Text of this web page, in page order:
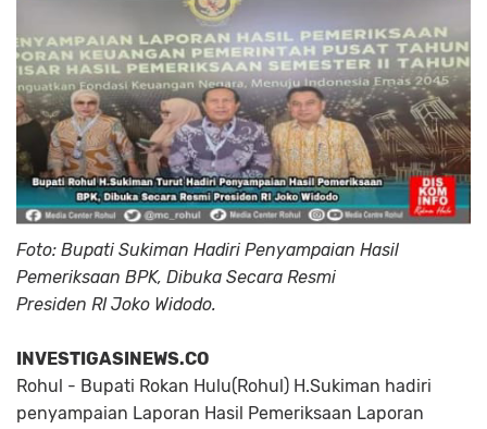
Foto: Bupati Sukiman Hadiri Penyampaian Hasil
Pemeriksaan BPK, Dibuka Secara Resmi
Presiden RI Joko Widodo.
INVESTIGASINEWS.CO
Rohul - Bupati Rokan Hulu(Rohul) H.Sukiman hadiri
penyampaian Laporan Hasil Pemeriksaan Laporan